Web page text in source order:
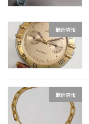
最新情報
最新情報